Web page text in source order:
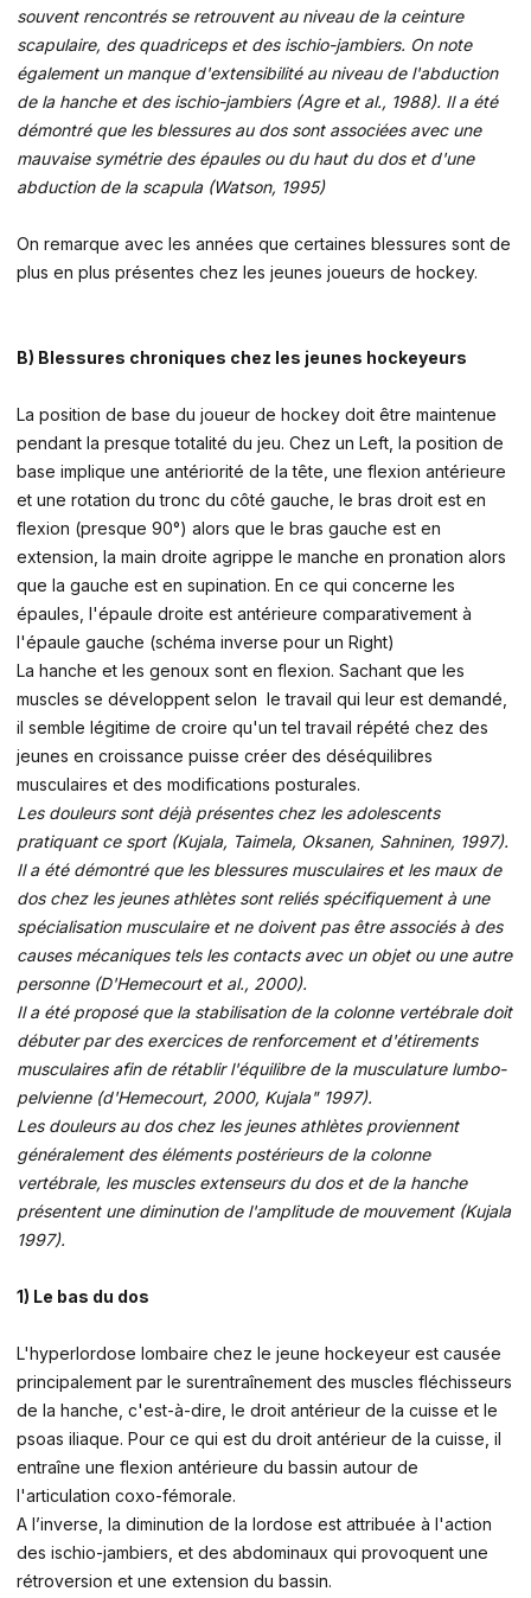
souvent rencontrés se retrouvent au niveau de la ceinture
scapulaire, des quadriceps et des ischio-jambiers. On note
également un manque d'extensibilité au niveau de l'abduction
de la hanche et des ischio-jambiers (Agre et al., 1988). Il a été
démontré que les blessures au dos sont associées avec une
mauvaise symétrie des épaules ou du haut du dos et d'une
abduction de la scapula (Watson, 1995)
On remarque avec les années que certaines blessures sont de
plus en plus présentes chez les jeunes joueurs de hockey.
B) Blessures chroniques chez les jeunes hockeyeurs
La position de base du joueur de hockey doit être maintenue
pendant la presque totalité du jeu. Chez un Left, la position de
base implique une antériorité de la tête, une flexion antérieure
et une rotation du tronc du côté gauche, le bras droit est en
flexion (presque 90°) alors que le bras gauche est en
extension, la main droite agrippe le manche en pronation alors
que la gauche est en supination. En ce qui concerne les
épaules, l'épaule droite est antérieure comparativement à
l'épaule gauche (schéma inverse pour un Right)
La hanche et les genoux sont en flexion. Sachant que les
muscles se développent selon le travail qui leur est demandé,
il semble légitime de croire qu'un tel travail répété chez des
jeunes en croissance puisse créer des déséquilibres
musculaires et des modifications posturales.
Les douleurs sont déjà présentes chez les adolescents
pratiquant ce sport (Kujala, Taimela, Oksanen, Sahninen, 1997).
Il a été démontré que les blessures musculaires et les maux de
dos chez les jeunes athlètes sont reliés spécifiquement à une
spécialisation musculaire et ne doivent pas être associés à des
causes mécaniques tels les contacts avec un objet ou une autre
personne (D'Hemecourt et al., 2000).
Il a été proposé que la stabilisation de la colonne vertébrale doit
débuter par des exercices de renforcement et d'étirements
musculaires afin de rétablir l'équilibre de la musculature lumbo-
pelvienne (d'Hemecourt, 2000, Kujala" 1997).
Les douleurs au dos chez les jeunes athlètes proviennent
généralement des éléments postérieurs de la colonne
vertébrale, les muscles extenseurs du dos et de la hanche
présentent une diminution de l'amplitude de mouvement (Kujala
1997).
1) Le bas du dos
L'hyperlordose lombaire chez le jeune hockeyeur est causée
principalement par le surentraînement des muscles fléchisseurs
de la hanche, c'est-à-dire, le droit antérieur de la cuisse et le
psoas iliaque. Pour ce qui est du droit antérieur de la cuisse, il
entraîne une flexion antérieure du bassin autour de
l'articulation coxo-fémorale.
A l’inverse, la diminution de la lordose est attribuée à l'action
des ischio-jambiers, et des abdominaux qui provoquent une
rétroversion et une extension du bassin.